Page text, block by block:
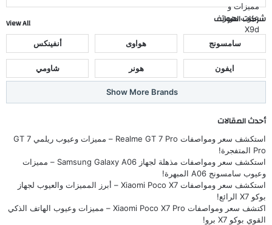
شركات الهواتف View All
سامسونج هواوى أنفينكس
ايفون هونر شاومي
Show More Brands
أحدث المقالات
استكشف سعر ومواصفات Realme GT 7 Pro – مميزات وعيوب ريلمي GT 7
Pro المتفجرة!
استكشف سعر ومواصفات مذهلة لجهاز Samsung Galaxy A06 – مميزات
وعيوب سامسونج A06 المبهرة!
استكشف سعر ومواصفات Xiaomi Poco X7 – أبرز المميزات والعيوب لجهاز
بوكو X7 الرائع!
اكتشف سعر ومواصفات Xiaomi Poco X7 Pro – مميزات وعيوب الهاتف الذكي
القوي بوكو X7 برو!